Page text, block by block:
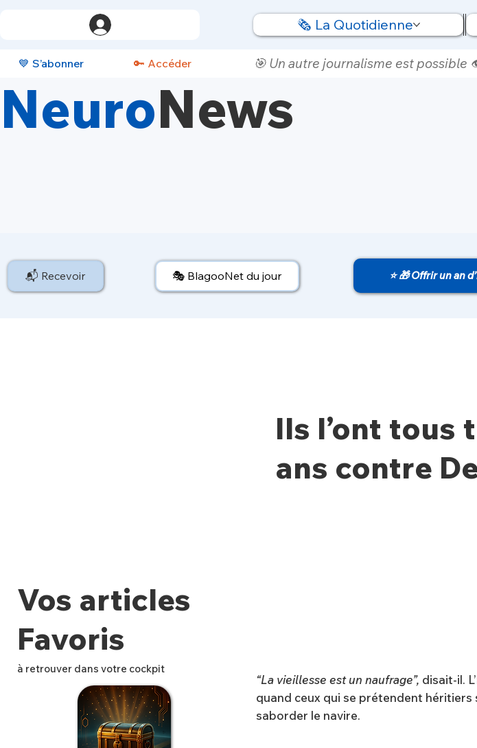
🗞️ La Quotidienne
💙 S’abonner 🔑 Accéder 🎯 Un autre journalisme est possible
NeuroNews
📬 Recevoir 🎭 BlagooNet du jour ⭐ 🎁 Offrir un an
Ils l’ont tous
ans contre
“La vieillesse est un naufrage”, disait-il.
quand ceux qui se prétendent héritiers
saborder le navire.
Vos articles
Favoris
à retrouver dans votre cockpit